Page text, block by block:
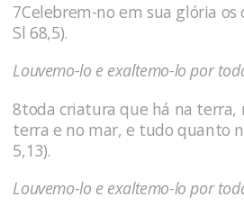
7Celebrem-no em sua glória os
Sl 68,5).
Louvemo-lo e exaltemo-lo por
8toda criatura que há na terra,
terra e no mar, e tudo quanto
5,13).
Louvemo-lo e exaltemo-lo por